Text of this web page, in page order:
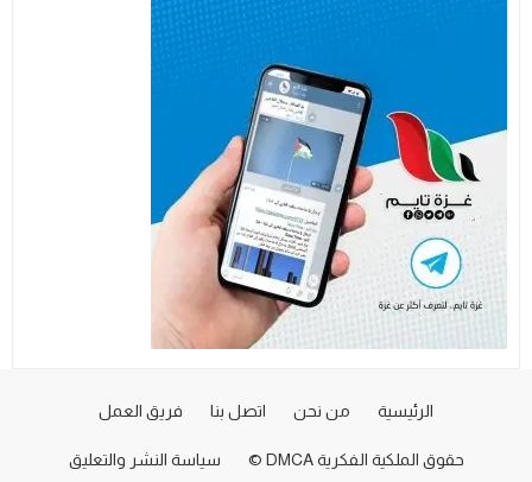
الرئيسية من نحن اتصل بنا فريق العمل
حقوق الملكية الفكرية DMCA © سياسة النشر والتعليق